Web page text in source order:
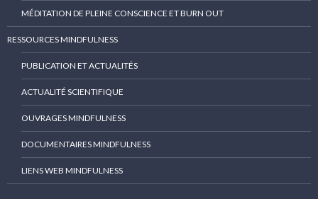
MÉDITATION DE PLEINE CONSCIENCE ET BURN OUT
RESSOURCES MINDFULNESS
PUBLICATION ET ACTUALITÉS
ACTUALITÉ SCIENTIFIQUE
OUVRAGES MINDFULNESS
DOCUMENTAIRES MINDFULNESS
LIENS WEB MINDFULNESS